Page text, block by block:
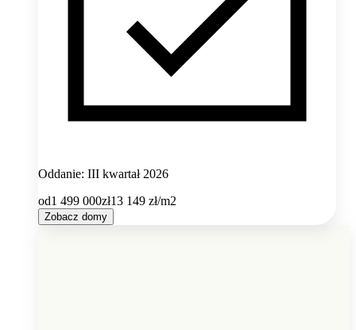
Oddanie: III kwartał 2026
od1 499 000zł13 149 zł/m2
Zobacz domy